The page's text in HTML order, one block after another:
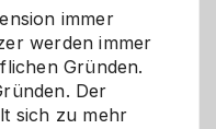
immer
werden immer
Gründen.
Der
sich zu mehr